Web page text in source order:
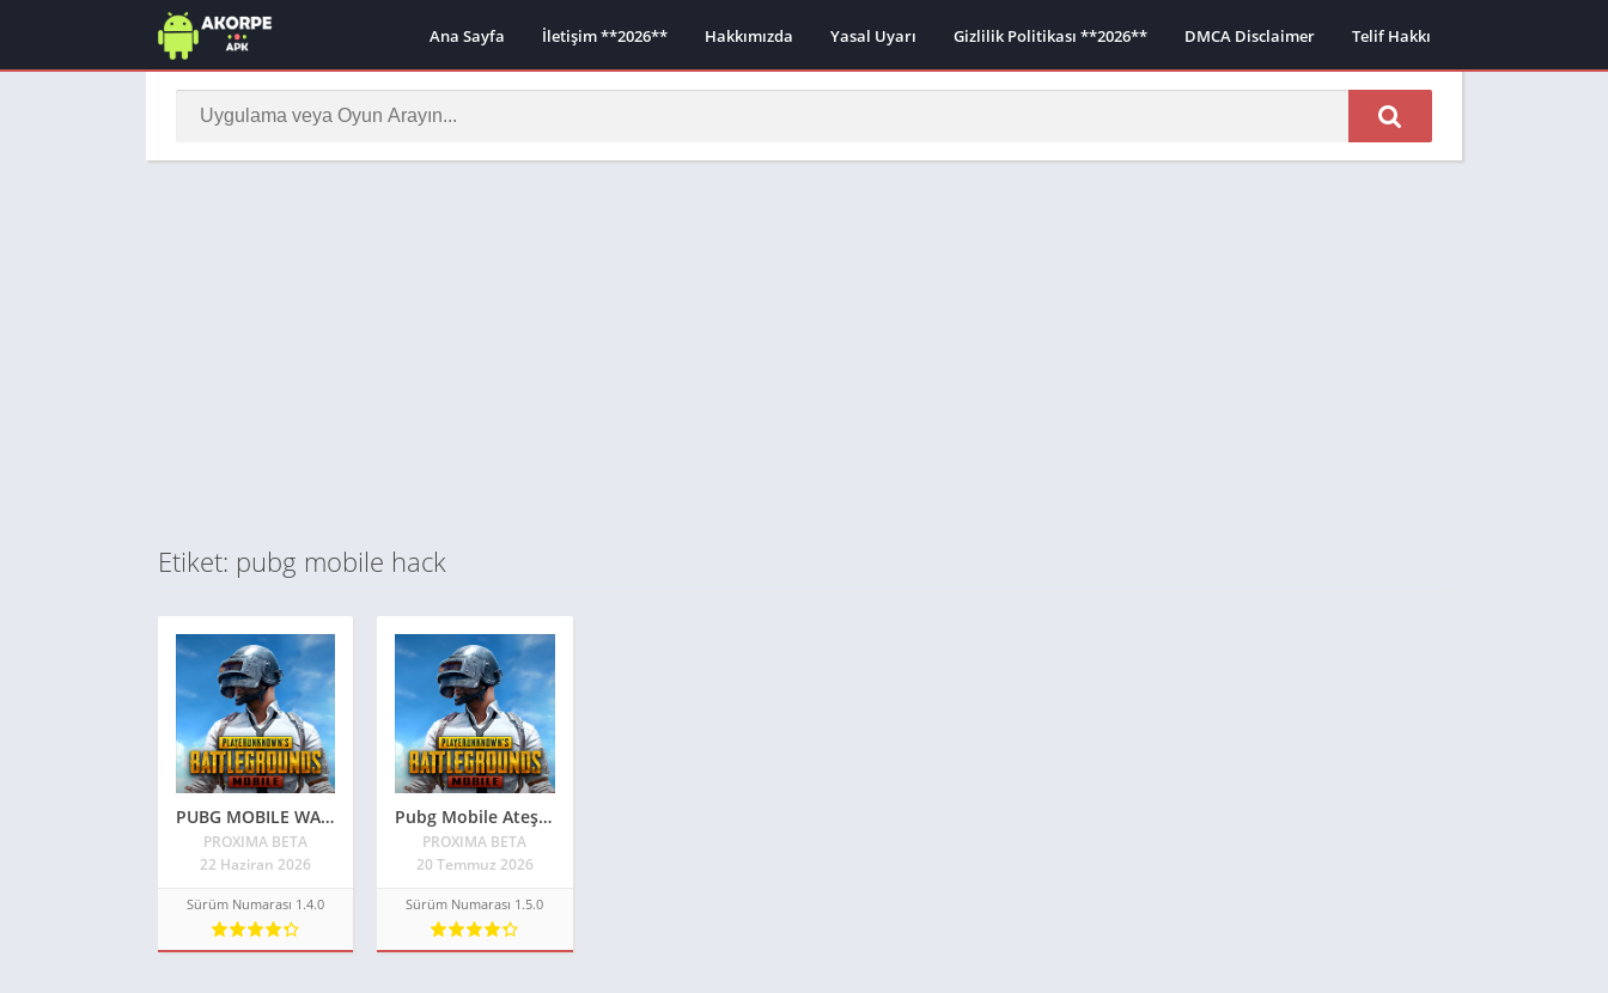
Ana Sayfa İletişim **2026** Hakkımızda Yasal Uyarı Gizlilik Politikası **2026** DMCA Disclaimer Telif Hakkı
Etiket: pubg mobile hack
PUBG MOBILE WALL HACK, AİMBOT HACK, ÖLÜMSÜZLÜK HİLESİ, GODMODE, ESP HACK / YENİ HİLE
PROXIMA BETA
22 Haziran 2026
Sürüm Numarası 1.4.0
Pubg Mobile Ateşleme İndir – PUBG MOBILE 1.5: ATEŞLEME **2026**
PROXIMA BETA
20 Temmuz 2026
Sürüm Numarası 1.5.0